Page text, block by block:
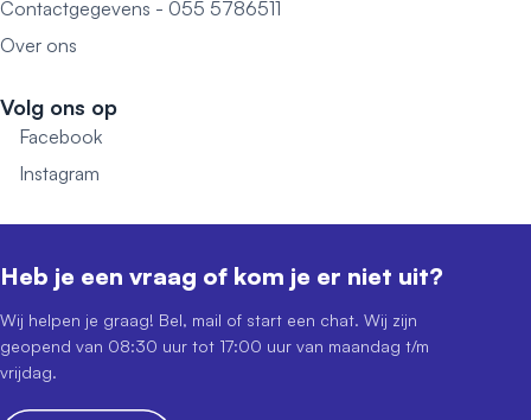
Contactgegevens - 055 5786511
Over ons
Volg ons op
Facebook
Instagram
Heb je een vraag of kom je er niet uit?
Wij helpen je graag! Bel, mail of start een chat. Wij zijn
geopend van 08:30 uur tot 17:00 uur van maandag t/m
vrijdag.